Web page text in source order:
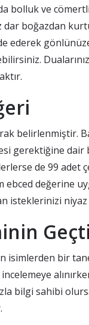
bolluk ve
boğazdan
ederek
belirlenmiştir.
gerektiğine
de 99 adet
değerine
isteklerinizi niyaz
isimlerden bir
bilgi sahibi